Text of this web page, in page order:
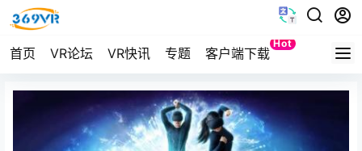
首页 VR论坛 VR快讯 专题 客户端下载
Hot
Quest